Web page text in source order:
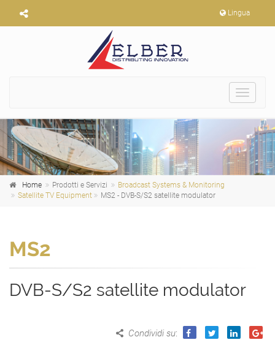
Lingua
Toggle
Home Prodotti e Servizi
Broadcast Systems & Monitoring
Satellite TV Equipment
MS2 - DVB-S/S2 satellite modulator
MS2
DVB-S/S2 satellite modulator
Condividi su: